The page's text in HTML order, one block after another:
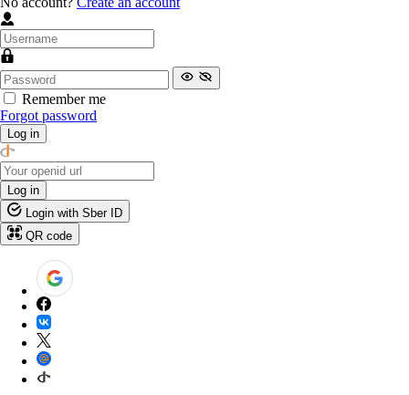
Remember me
Forgot password
Log in
Log in
Login with Sber ID
QR code